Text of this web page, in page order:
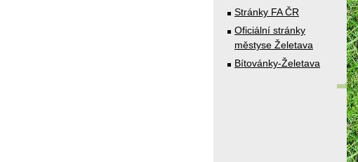
Stránky FA ČR
Oficiální stránky
městyse Želetava
Bítovánky-Želetava